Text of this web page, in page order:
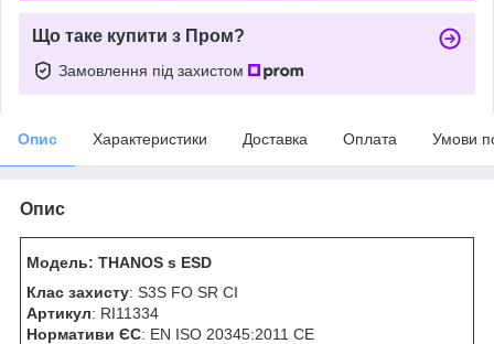
Що таке купити з Пром?
Замовлення під захистом
Опис Характеристики Доставка Оплата Умови
Опис
Модель: THANOS s ESD
Клас захисту: S3S FO SR CI
Артикул: RI11334
Нормативи ЄС: EN ISO 20345:2011 CE